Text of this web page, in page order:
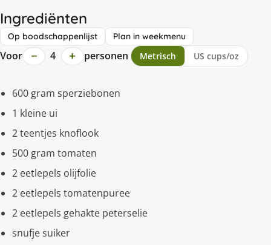
Ingrediënten
Op boodschappenlijst Plan in weekmenu
Voor − 4 + personen Metrisch US cups/oz
600 gram sperziebonen
1 kleine ui
2 teentjes knoflook
500 gram tomaten
2 eetlepels olijfolie
2 eetlepels tomatenpuree
2 eetlepels gehakte peterselie
snufje suiker